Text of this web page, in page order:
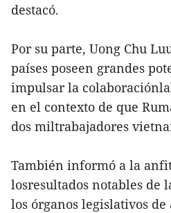
destacó.
Por su parte, Uong Chu
países poseen grandes
impulsar la
en el contexto de que
dos miltrabajadores
También informó a la
losresultados notables de
los órganos legislativos de